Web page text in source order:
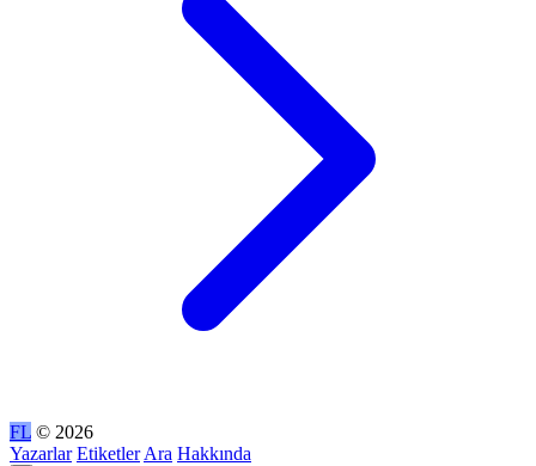
FL © 2026
Yazarlar Etiketler Ara Hakkında